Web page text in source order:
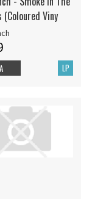
(Coloured Viny
LP